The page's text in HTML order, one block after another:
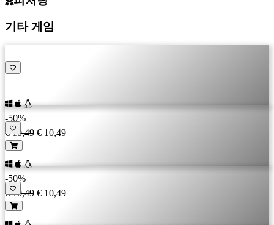
DA
EN
FI
FR
HR
IT
KO
NL
NO
기타 게임
-50%
€ 10,49 € 10,49
-50%
€ 10,49 € 10,49